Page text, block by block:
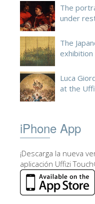
The
under
The
exhibition
Luca
at the
iPhone App
¡Descarga la nueva
aplicación Uffizi